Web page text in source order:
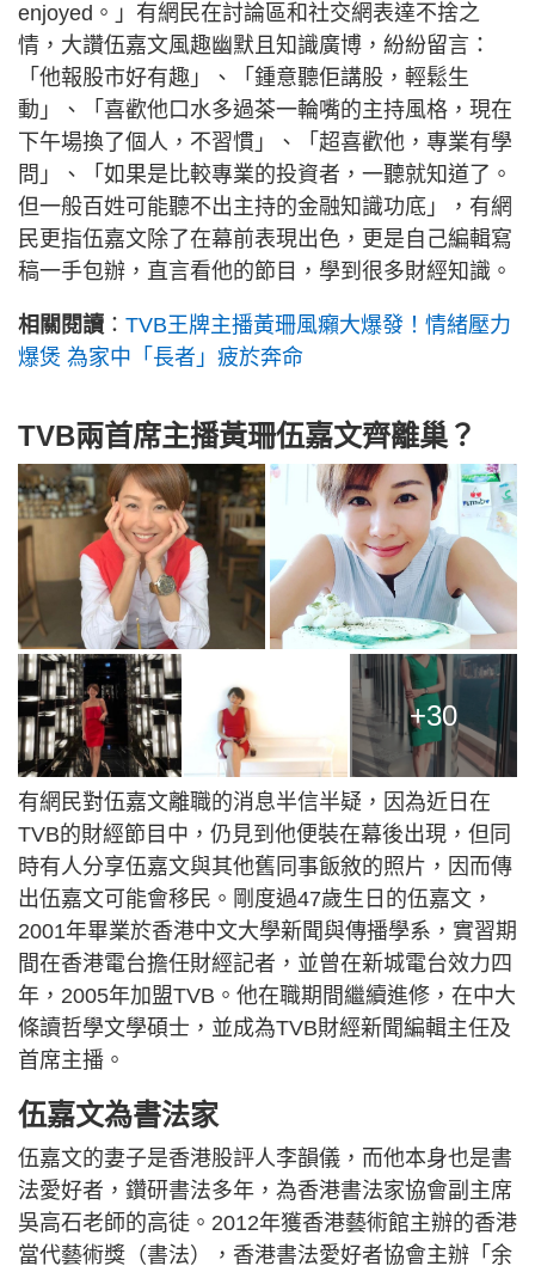
enjoyed。」有網民在討論區和社交網表達不捨之
情，大讚伍嘉文風趣幽默且知識廣博，紛紛留言：
「他報股市好有趣」、「鍾意聽佢講股，輕鬆生
動」、「喜歡他口水多過茶一輪嘴的主持風格，現在
下午場換了個人，不習慣」、「超喜歡他，專業有學
問」、「如果是比較專業的投資者，一聽就知道了。
但一般百姓可能聽不出主持的金融知識功底」，有網
民更指伍嘉文除了在幕前表現出色，更是自己編輯寫
稿一手包辦，直言看他的節目，學到很多財經知識。
相關閱讀 ： TVB王牌主播黃珊風癩大爆發！情緒壓力
爆煲 為家中「長者」疲於奔命
TVB兩首席主播黃珊伍嘉文齊離巢？
+30
有網民對伍嘉文離職的消息半信半疑，因為近日在
TVB的財經節目中，仍見到他便裝在幕後出現，但同
時有人分享伍嘉文與其他舊同事飯敘的照片，因而傳
出伍嘉文可能會移民。剛度過47歲生日的伍嘉文，​
2001年畢業於香港中文大學新聞與傳播學系，實習期
間在香港電台擔任財經記者，並曾在新城電台效力四
年，2005年加盟TVB。他在職期間繼續進修，在中大
條讀哲學文學碩士，並成為TVB財經新聞編輯主任及
首席主播。
伍嘉文為書法家
伍嘉文的妻子是香港股評人李韻儀，而他本身也是書
法愛好者，鑽研書法多年，為香港書法家協會副主席
吳高石老師的高徒。2012年獲香港藝術館主辦的香港
當代藝術獎（書法），香港書法愛好者協會主辦「余